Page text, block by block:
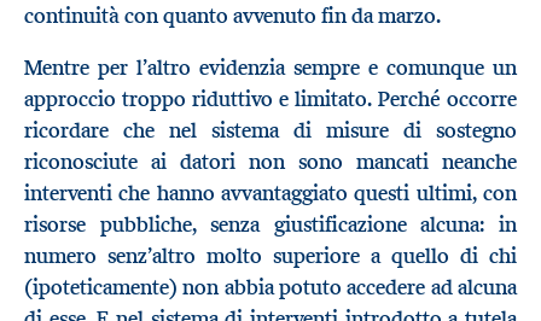
continuità con quanto avvenuto fin da marzo.
Mentre per l’altro evidenzia sempre e comunque un
approccio troppo riduttivo e limitato. Perché occorre
ricordare che nel sistema di misure di sostegno
riconosciute ai datori non sono mancati neanche
interventi che hanno avvantaggiato questi ultimi, con
risorse pubbliche, senza giustificazione alcuna: in
numero senz’altro molto superiore a quello di chi
(ipoteticamente) non abbia potuto accedere ad alcuna